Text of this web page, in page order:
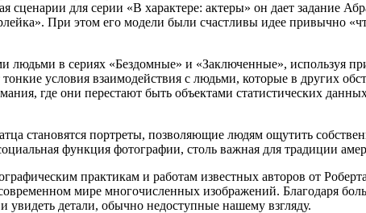
сценарии для серии «В характере: актеры» он дает задание
При этом его модели были счастливы идее привычно
людьми в сериях «Бездомные» и «Заключенные», используя
условия взаимодействия с людьми, которые в других
где они перестают быть объектами статистических
становятся портреты, позволяющие людям ощутить
функция фотографии, столь важная для традиции
практикам и работам известных авторов от
мире многочисленных изображений. Благодаря
увидеть детали, обычно недоступные нашему взгляду.